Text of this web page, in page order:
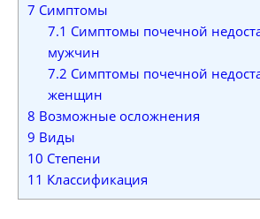
7 Симптомы
7.1 Симптомы почечной
мужчин
7.2 Симптомы почечной
женщин
8 Возможные осложнения
9 Виды
10 Степени
11 Классификация